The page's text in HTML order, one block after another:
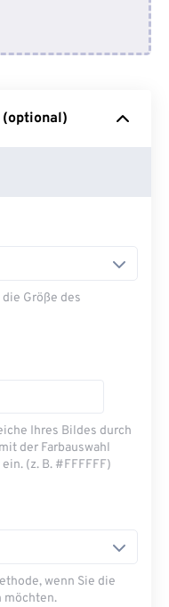
Größe des
Ihres Bildes durch
der Farbauswahl
(z. B. #FFFFFF)
wenn Sie die
möchten.